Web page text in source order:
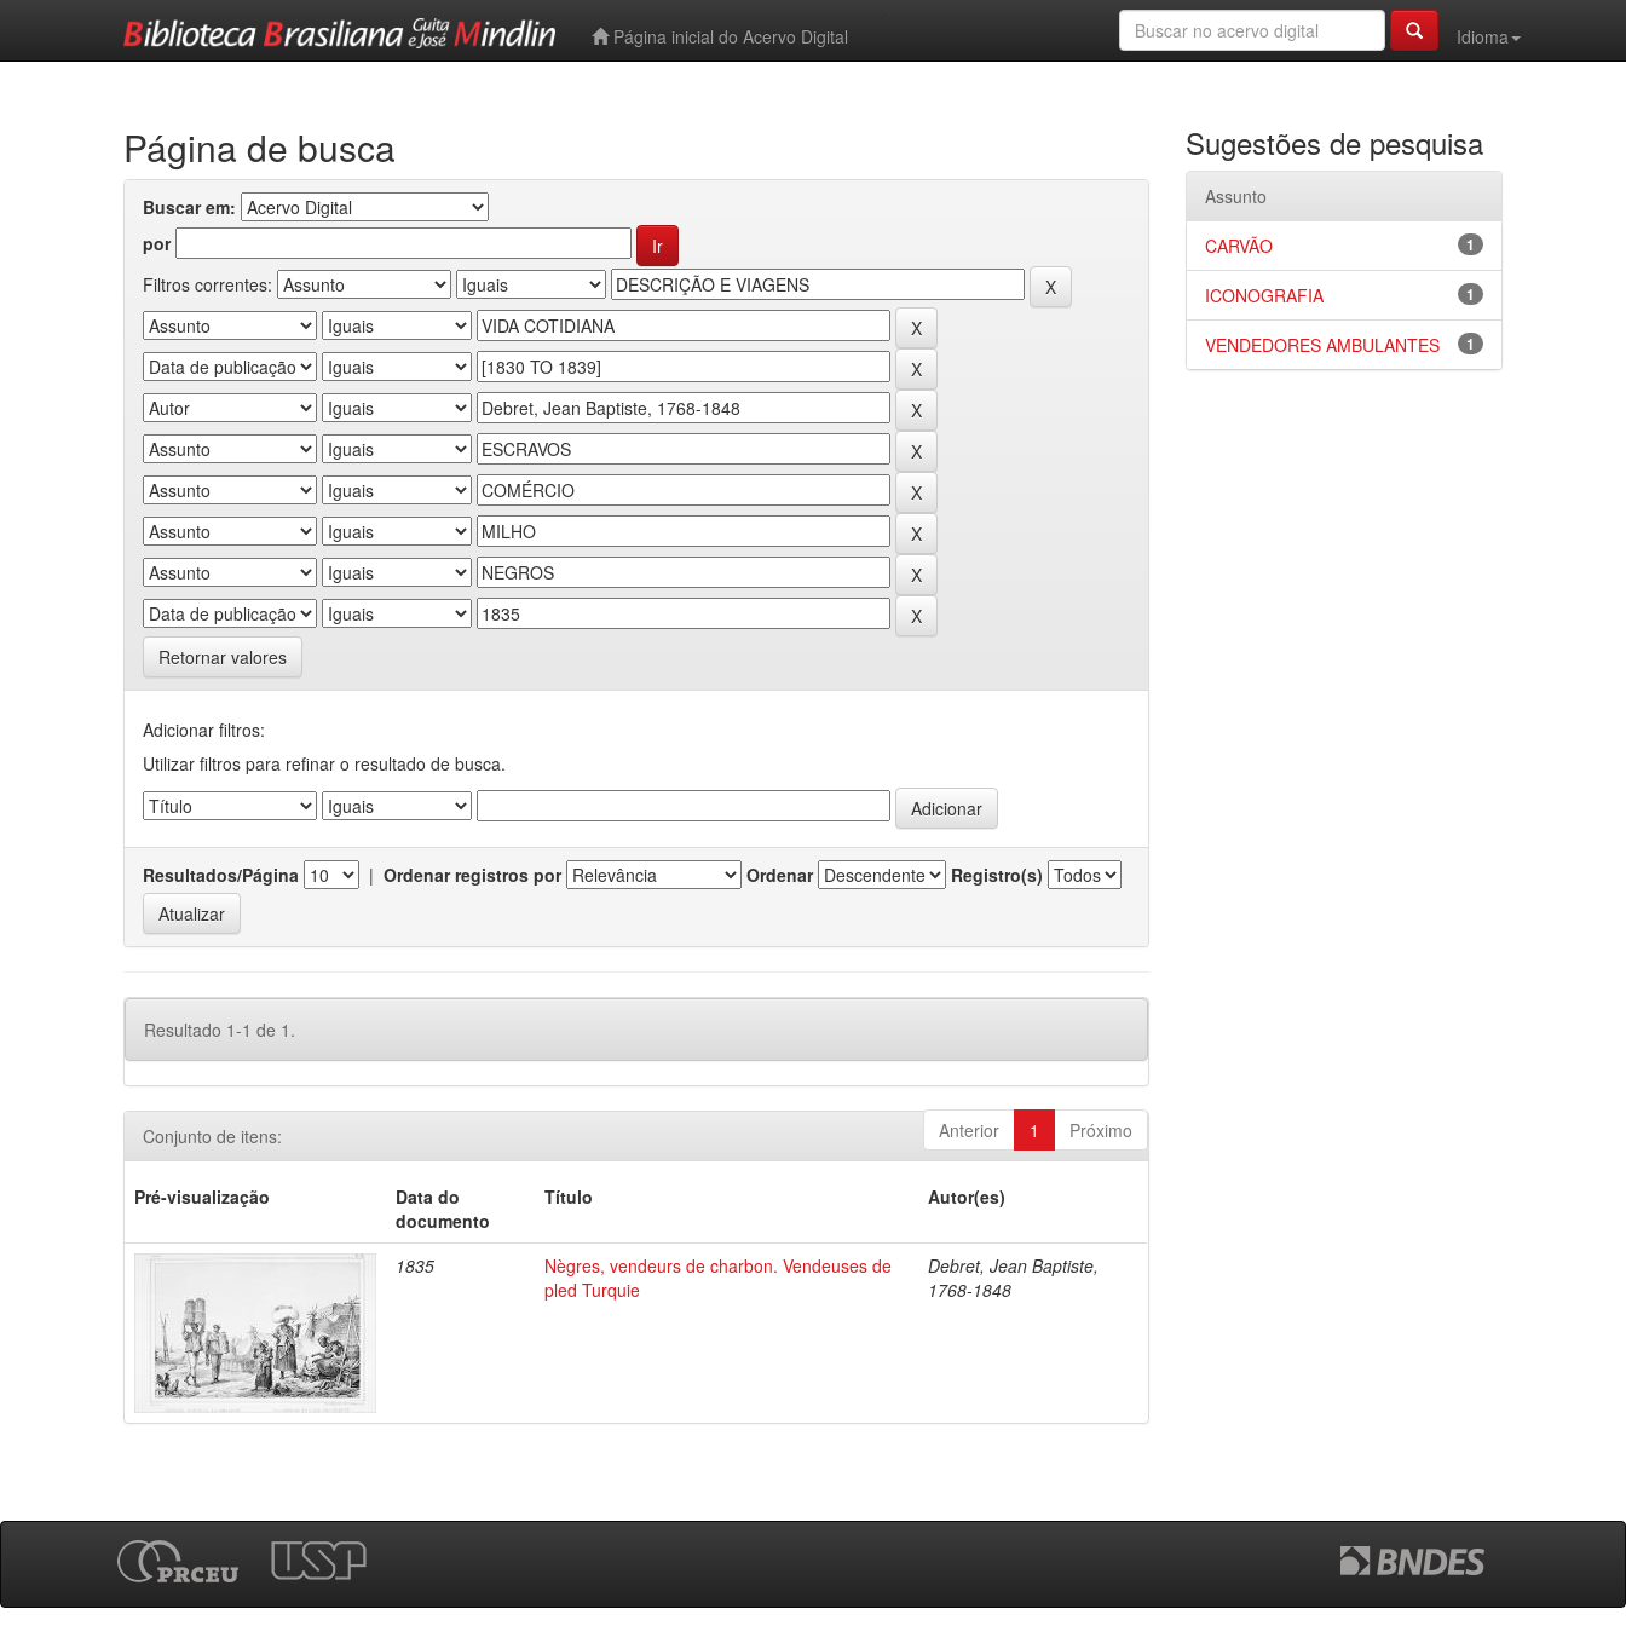
Página inicial do Acervo Digital
Idioma
Página de busca
Buscar em:
por
Filtros correntes:
Retornar valores
Adicionar filtros:
Utilizar filtros para refinar o resultado de busca.
Resultados/Página | Ordenar registros por Ordenar Registro(s)
Resultado 1-1 de 1.
Anterior 1 Próximo
Conjunto de itens:
Pré-visualização
Data do
documento
Título Autor(es)
1835
Nègres, vendeurs de charbon. Vendeuses de
pled Turquie
Debret, Jean Baptiste,
1768-1848
Sugestões de pesquisa
Assunto
1
CARVÃO
1
ICONOGRAFIA
1
VENDEDORES AMBULANTES